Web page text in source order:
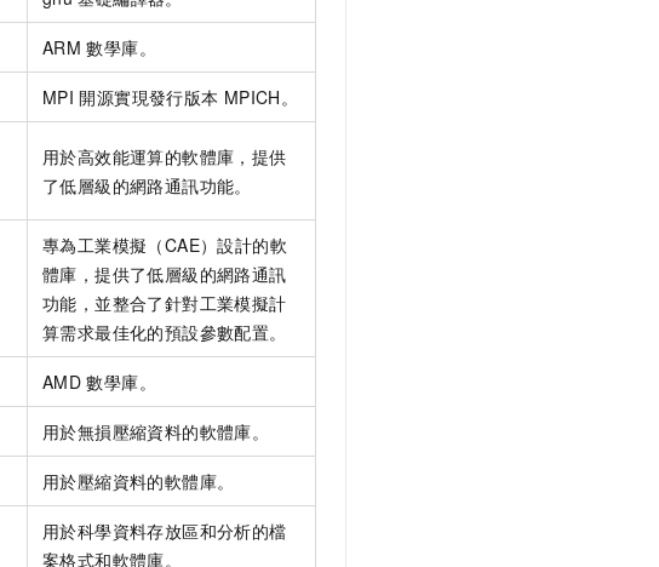
ARM 數學庫。
MPI 開源實現發行版本 MPICH。
用於高效能運算的軟體庫，提供
了低層級的網路通訊功能。
專為工業模擬（CAE）設計的軟
體庫，提供了低層級的網路通訊
功能，並整合了針對工業模擬計
算需求最佳化的預設參數配置。
AMD 數學庫。
用於無損壓縮資料的軟體庫。
用於壓縮資料的軟體庫。
用於科學資料存放區和分析的檔
案格式和軟體庫。